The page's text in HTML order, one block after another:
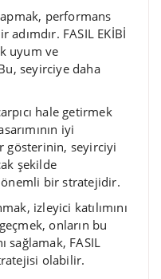
performans
FASIL EKİBİ
uyum ve
seyirciye daha
hale getirmek
iyi
gösterinin, seyirciyi
şekilde
önemli bir stratejidir.
izleyici katılımını
onların bu
sağlamak, FASIL
olabilir.